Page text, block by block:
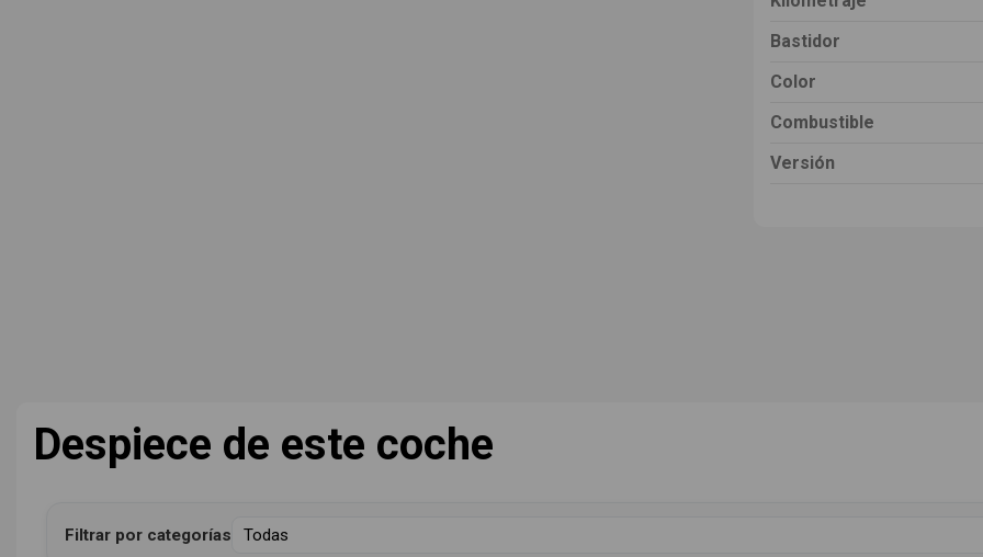
Bastidor
Color
Combustible
Versión
Despiece de este coche
Filtrar por categorías